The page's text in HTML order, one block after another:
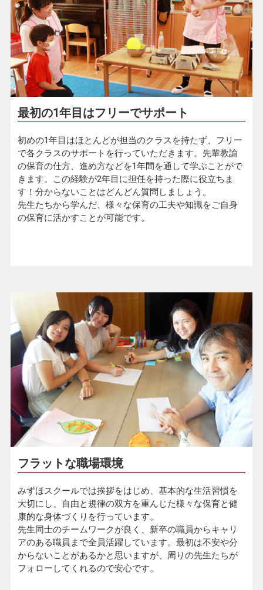
最初の1年目はフリーでサポート
初めの1年目はほとんどが担当のクラスを持たず、フリー
で各クラスのサポートを行っていただきます。先輩教諭
の保育の仕方、進め方などを1年間を通して学ぶことがで
きます。この経験が2年目に担任を持った際に役立ちま
す！分からないことはどんどん質問しましょう。
先生たちから学んだ、様々な保育の工夫や知識をご自身
の保育に活かすことが可能です。
フラットな職場環境
みずほスクールでは挨拶をはじめ、基本的な生活習慣を
大切にし、自由と規律の双方を重んじた様々な保育と健
康的な身体づくりを行っています。
先生同士のチームワークが良く、新卒の職員からキャリ
アのある職員まで全員活躍しています。最初は不安や分
からないことがあるかと思いますが、周りの先生たちが
フォローしてくれるので安心です。